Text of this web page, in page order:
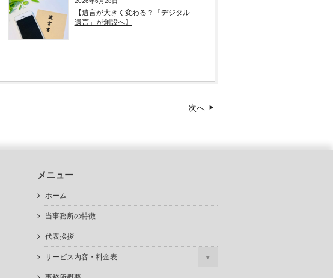
【遺言が大きく変わる？「デジタル
遺言」が創設へ】
次へ
メニュー
ホーム
当事務所の特徴
代表挨拶
サービス内容・料金表